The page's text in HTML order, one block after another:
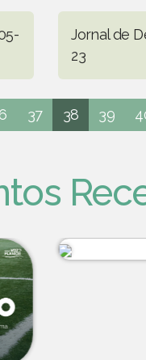
Jornal de
23
37 38 39